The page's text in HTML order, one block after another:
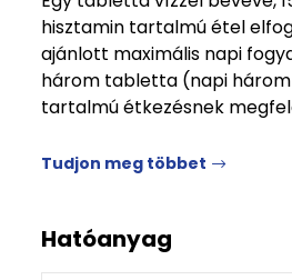
hisztamin tartalmú étel
ajánlott maximális napi
három tabletta (napi
tartalmú étkezésnek
Tudjon meg többet
Hatóanyag